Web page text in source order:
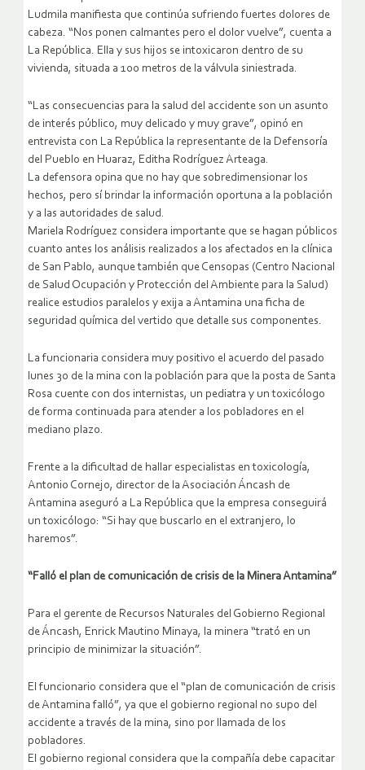
Ludmila manifiesta que continúa sufriendo fuertes dolores de
cabeza. “Nos ponen calmantes pero el dolor vuelve”, cuenta a
La República. Ella y sus hijos se intoxicaron dentro de su
vivienda, situada a 100 metros de la válvula siniestrada.
“Las consecuencias para la salud del accidente son un asunto
de interés público, muy delicado y muy grave”, opinó en
entrevista con La República la representante de la Defensoría
del Pueblo en Huaraz, Editha Rodríguez Arteaga.
La defensora opina que no hay que sobredimensionar los
hechos, pero sí brindar la información oportuna a la población
y a las autoridades de salud.
Mariela Rodríguez considera importante que se hagan públicos
cuanto antes los análisis realizados a los afectados en la clínica
de San Pablo, aunque también que Censopas (Centro Nacional
de Salud Ocupación y Protección del Ambiente para la Salud)
realice estudios paralelos y exija a Antamina una ficha de
seguridad química del vertido que detalle sus componentes.
La funcionaria considera muy positivo el acuerdo del pasado
lunes 30 de la mina con la población para que la posta de Santa
Rosa cuente con dos internistas, un pediatra y un toxicólogo
de forma continuada para atender a los pobladores en el
mediano plazo.
Frente a la dificultad de hallar especialistas en toxicología,
Antonio Cornejo, director de la Asociación Áncash de
Antamina aseguró a La República que la empresa conseguirá
un toxicólogo: “Si hay que buscarlo en el extranjero, lo
haremos”.
“Falló el plan de comunicación de crisis de la Minera Antamina”
Para el gerente de Recursos Naturales del Gobierno Regional
de Áncash, Enrick Mautino Minaya, la minera “trató en un
principio de minimizar la situación”.
El funcionario considera que el “plan de comunicación de crisis
de Antamina falló”, ya que el gobierno regional no supo del
accidente a través de la mina, sino por llamada de los
pobladores.
El gobierno regional considera que la compañía debe capacitar